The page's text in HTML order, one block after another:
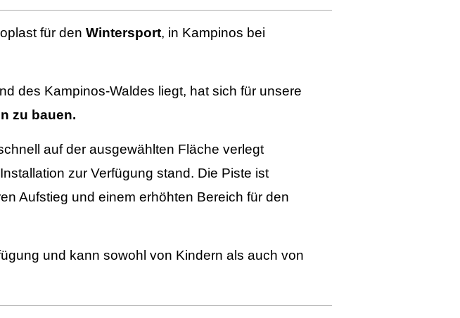
für den Wintersport, in Kampinos bei
des Kampinos-Waldes liegt, hat sich für unsere
zu bauen.
auf der ausgewählten Fläche verlegt
zur Verfügung stand. Die Piste ist
Aufstieg und einem erhöhten Bereich für den
und kann sowohl von Kindern als auch von